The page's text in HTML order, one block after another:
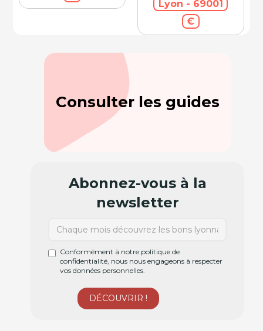
Lyon - 69001
€
Consulter les guides
Abonnez-vous à la
newsletter
Conformément à notre politique de
confidentialité, nous nous engageons à respecter
vos données personnelles.